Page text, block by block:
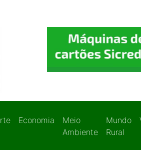
Economia
Meio
Ambiente
Mundo
Rural